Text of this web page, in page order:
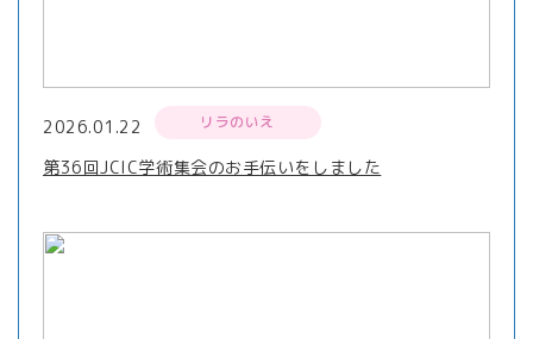
2026.01.22 リラのいえ
第36回JCIC学術集会のお手伝いをしました